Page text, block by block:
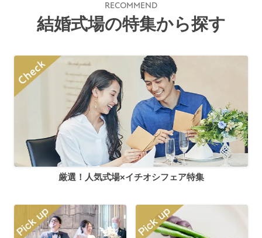
RECOMMEND
結婚式場の特集から探す
厳選！人気式場×イチオシフェア特集